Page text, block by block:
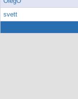
svett